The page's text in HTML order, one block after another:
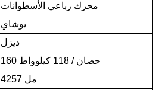
محرك رباعي الأسطوانات
يوشاي
ديزل
160 حصان / 118 كيلوواط
4257 مل